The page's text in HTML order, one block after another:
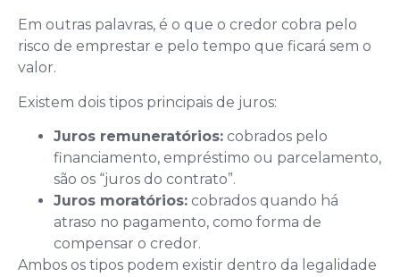
Em outras palavras, é o que o credor cobra pelo
risco de emprestar e pelo tempo que ficará sem o
valor.
Existem dois tipos principais de juros:
Juros remuneratórios: cobrados pelo
financiamento, empréstimo ou parcelamento,
são os “juros do contrato”.
Juros moratórios: cobrados quando há
atraso no pagamento, como forma de
compensar o credor.
Ambos os tipos podem existir dentro da legalidade